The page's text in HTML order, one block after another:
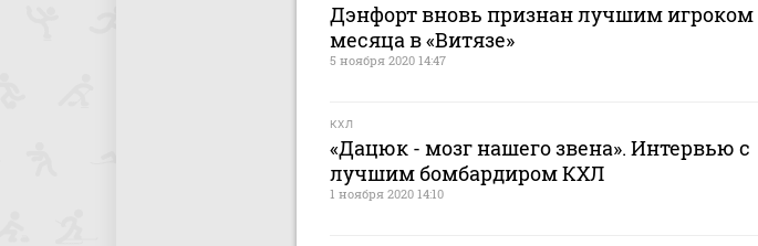
Дэнфорт вновь признан лучшим игроком
месяца в «Витязе»
5 ноября 2020 14:47
КХЛ
«Дацюк - мозг нашего звена». Интервью с
лучшим бомбардиром КХЛ
1 ноября 2020 14:10